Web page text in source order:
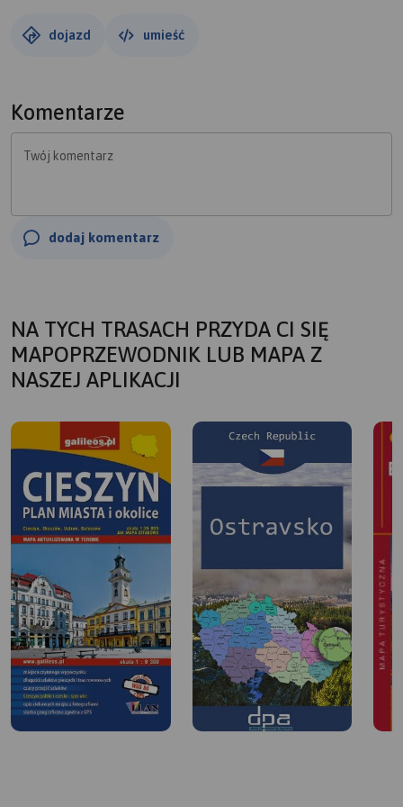
dojazd umieść
Komentarze
Twój komentarz
dodaj komentarz
NA TYCH TRASACH PRZYDA CI SIĘ
MAPOPRZEWODNIK LUB MAPA Z
NASZEJ APLIKACJI